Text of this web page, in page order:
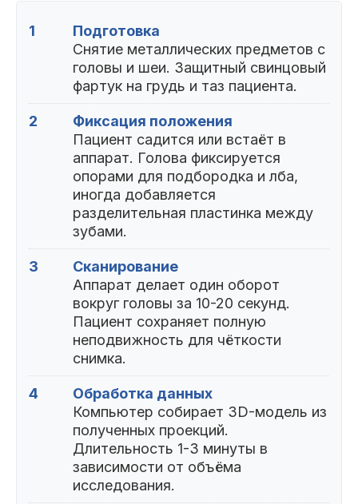
1
Подготовка
Снятие металлических предметов с
головы и шеи. Защитный свинцовый
фартук на грудь и таз пациента.
2
Фиксация положения
Пациент садится или встаёт в
аппарат. Голова фиксируется
опорами для подбородка и лба,
иногда добавляется
разделительная пластинка между
зубами.
3
Сканирование
Аппарат делает один оборот
вокруг головы за 10-20 секунд.
Пациент сохраняет полную
неподвижность для чёткости
снимка.
4
Обработка данных
Компьютер собирает 3D-модель из
полученных проекций.
Длительность 1-3 минуты в
зависимости от объёма
исследования.